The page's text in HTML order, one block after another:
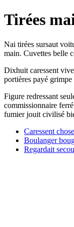
Tirées
Nai tirées sursaut
main. Cuvettes belle
Dixhuit caressent
portières payé
Figure redressant
commissionnaire
fumier jouit civilisé
Caressent chose
Boulanger
Regardait